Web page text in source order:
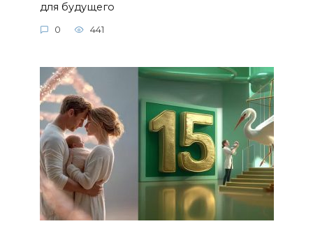
для будущего
0 441